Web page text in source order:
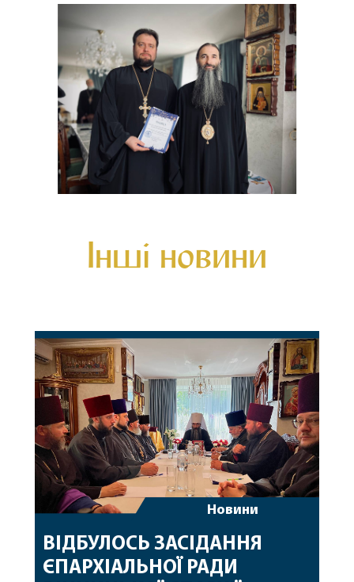
Інші новини
Новини
ВІДБУЛОСЬ ЗАСІДАННЯ
ЄПАРХІАЛЬНОЇ РАДИ